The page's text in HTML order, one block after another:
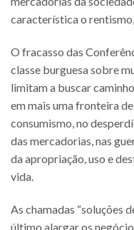
característica o
O fracasso das
classe burguesa sobre
limitam a buscar
em mais uma fronteira
consumismo, no
das mercadorias, nas
da apropriação, uso e
vida.
As chamadas “soluções
último alargar os